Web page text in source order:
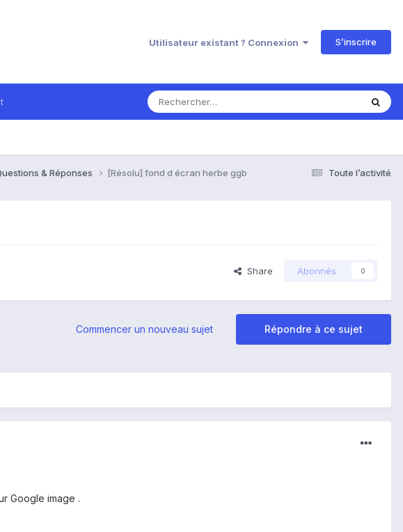
Utilisateur existant ? Connexion S’inscrire
Toute l’activité
& Réponses [Résolu] fond d écran herbe ggb
Share Abonnés 0
Répondre à ce sujet
Commencer un nouveau sujet
Google image .